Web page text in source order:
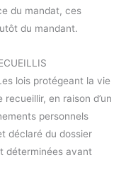
du mandat, ces
du mandant.
lois protégeant la vie
en raison d’un
personnels
déclaré du dossier
déterminées avant